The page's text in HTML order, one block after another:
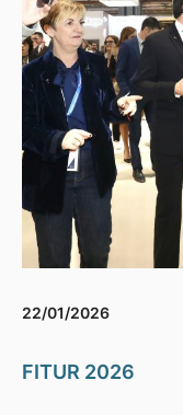
22/01/2026
FITUR 2026